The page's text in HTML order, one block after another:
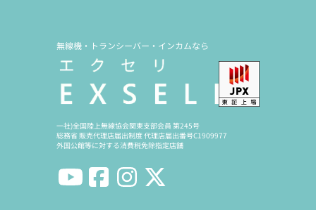
無線機・トランシーバー・インカムなら
一社)全国陸上無線協会関東支部会員 第245号
総務省 販売代理店届出制度 代理店届出番号C1909977
外国公館等に対する消費税免除指定店舗